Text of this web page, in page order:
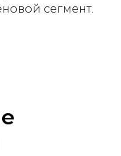
сегмент.